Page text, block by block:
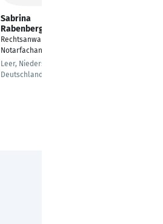
Sabrina
Rabenberg
Rechtsanwalts- und
Notarfachangestellte
Leer, Niedersachsen,
Deutschland